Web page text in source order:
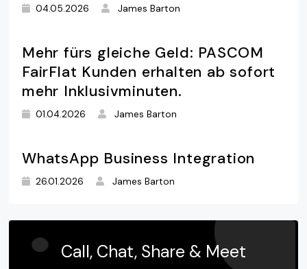
04.05.2026 James Barton
Mehr fürs gleiche Geld: PASCOM
FairFlat Kunden erhalten ab sofort
mehr Inklusivminuten.
01.04.2026 James Barton
WhatsApp Business Integration
26.01.2026 James Barton
Call, Chat, Share & Meet